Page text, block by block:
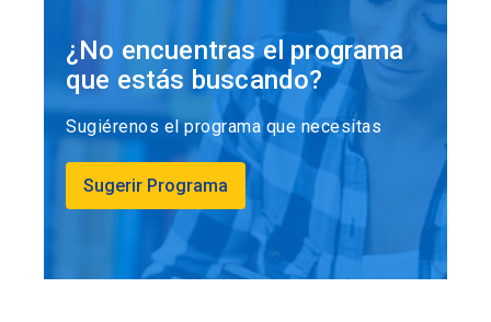
¿No encuentras el programa
que estás buscando?
Sugiérenos el programa que necesitas
Sugerir Programa